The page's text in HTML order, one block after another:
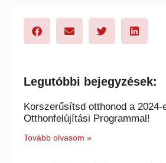
Legutóbbi bejegyzések:
Korszerűsítsd otthonod a 2024-
Otthonfelújítási Programmal!
Tovább olvasom »